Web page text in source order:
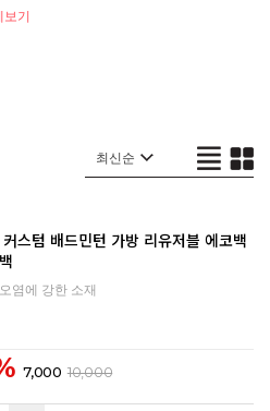
보기
스텀 배드민턴 가방 리유저블 에코백
염에 강한 소재
7,000 10,000